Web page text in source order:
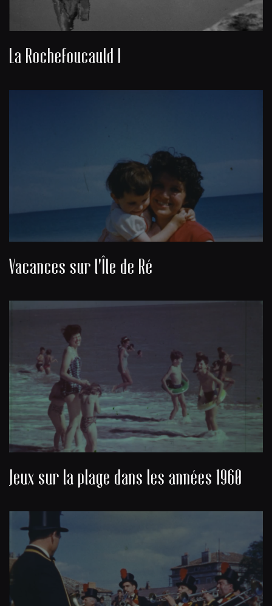
La Rochefoucauld I
Vacances sur l'Île de Ré
Jeux sur la plage dans les années 1960